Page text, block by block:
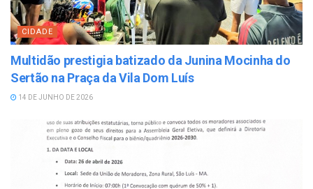
CIDADE
Multidão prestigia batizado da Junina Mocinha do
Sertão na Praça da Vila Dom Luís
14 DE JUNHO DE 2026